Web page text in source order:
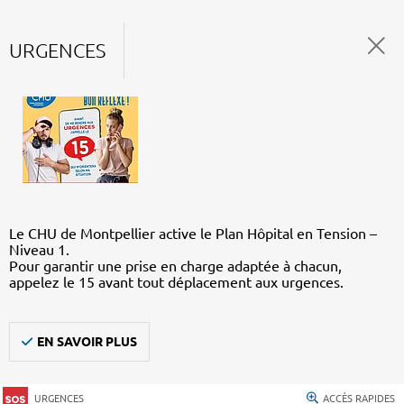
URGENCES
Le CHU de Montpellier active le Plan Hôpital en Tension –
Niveau 1.
Pour garantir une prise en charge adaptée à chacun,
appelez le 15 avant tout déplacement aux urgences.
EN SAVOIR PLUS
URGENCES ACCÈS RAPIDES